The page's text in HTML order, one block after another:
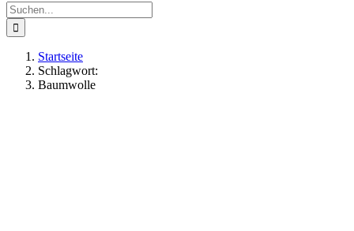
Suche
nach:
Startseite
Schlagwort:
Baumwolle